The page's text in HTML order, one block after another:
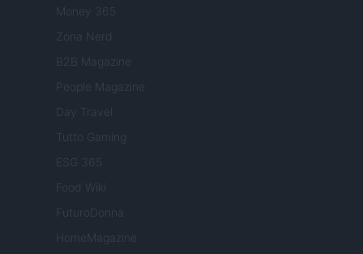
Money 365
Zona Nerd
B2B Magazine
People Magazine
Day Travel
Tutto Gaming
ESG 365
Food Wiki
FuturoDonna
HomeMagazine